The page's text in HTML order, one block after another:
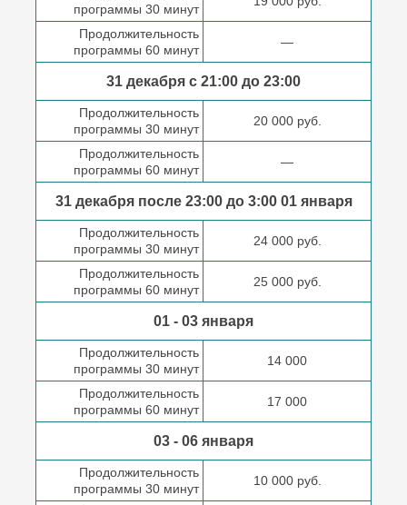
программы 30 минут
Продолжительность
программы 60 минут
—
31 декабря с 21:00 до 23:00
Продолжительность
программы 30 минут
20 000 руб.
Продолжительность
программы 60 минут
—
31 декабря после23:00 до 3:0001 января
Продолжительность
программы 30 минут
24 000 руб.
Продолжительность
программы 60 минут
25 000 руб.
01 - 03 января
Продолжительность
программы 30 минут
14 000
Продолжительность
программы 60 минут
17 000
03 - 06 января
Продолжительность
программы 30 минут
10 000 руб.